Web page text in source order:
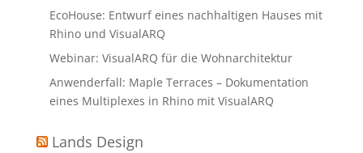
EcoHouse: Entwurf eines nachhaltigen Hauses mit
Rhino und VisualARQ
Webinar: VisualARQ für die Wohnarchitektur
Anwenderfall: Maple Terraces – Dokumentation
eines Multiplexes in Rhino mit VisualARQ
Lands Design